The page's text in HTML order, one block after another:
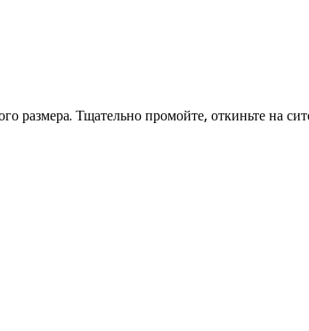
размера. Тщательно промойте, откиньте на